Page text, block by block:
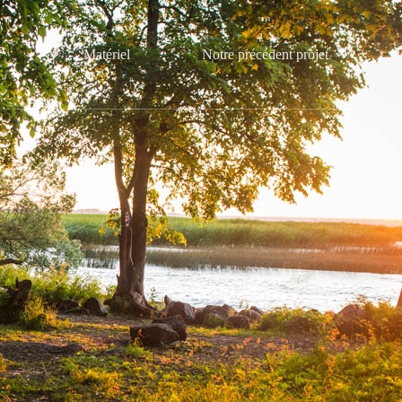
Matériel Notre précédent projet